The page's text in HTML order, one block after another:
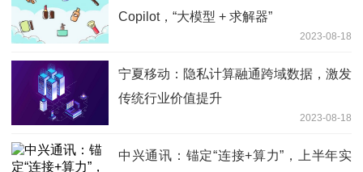
Copilot，“大模型 + 求解器”
2023-08-18
宁夏移动：隐私计算融通跨域数据，激发
传统行业价值提升
2023-08-18
中兴通讯：锚定“连接+算力”，上半年实